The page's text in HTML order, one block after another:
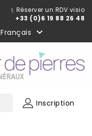
Réserver un RDV visio
+33 (0)6 19 88 26 48
Français 
Inscription